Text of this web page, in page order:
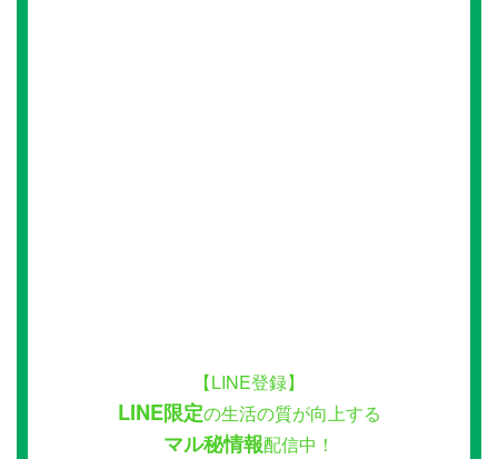
【LINE登録】
LINE限定の生活の質が向上する
マル秘情報配信中！